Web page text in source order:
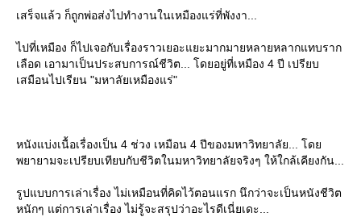
เสร็จแล้ว ก็ถูกพ่อส่งไปทำงานในเหมืองแร่ที่พังงา...
ไปที่เหมือง ก็ไปเจอกับเรื่องราวเยอะแยะมากมายหลายหลากแทบราก
เลือด เอามาเป็นประสบการณ์ชีวิต... โดยอยู่ที่เหมือง 4 ปี เปรียบ
เสมือนไปเรียน "มหาลัยเหมืองแร่"
หนังแบ่งเนื้อเรื่องเป็น 4 ช่วง เหมือน 4 ปีของมหาวิทยาลัย... โด
พยายามจะเปรียบเทียบกับชีวิตในมหาวิทยาลัยจริงๆ ให้ใกล้เคียงกัน...
รูปแบบการเล่าเรื่อง ไม่เหมือนที่คิดไว้ตอนแรก นึกว่าจะเป็นหนังชีวิต
หนักๆ แต่การเล่าเรื่อง ไม่รู้จะสรุปว่าอะไรดีเนี่ยเดะ...